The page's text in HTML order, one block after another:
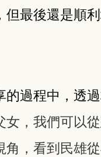
但最後還是順
的過程中，透過
，我們可以從
角，看到民雄